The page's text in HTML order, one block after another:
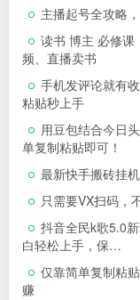
主播起号全攻略
读书 博主 必修课
频、直播卖书
手机发评论就有
粘贴秒上手
用豆包结合今日
单复制粘贴即可！
最新快手搬砖挂
只需要VX扫码，
抖音全民k歌5.0
白轻松上手，保…
仅靠简单复制粘
赚